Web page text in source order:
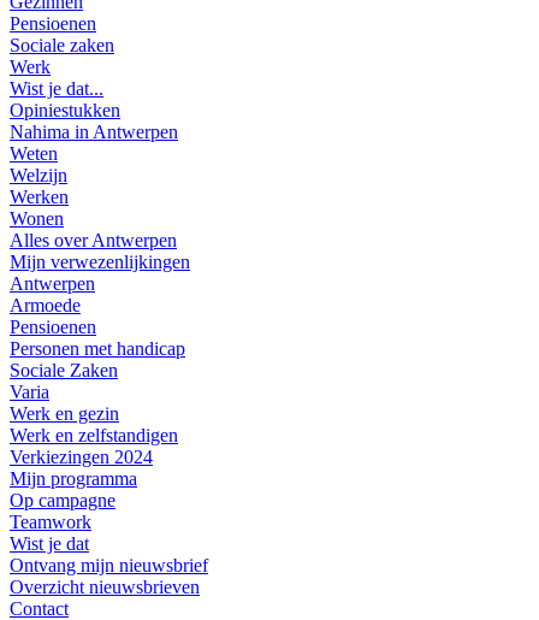
Pensioenen
Sociale zaken
Werk
Wist je dat...
Opiniestukken
Nahima in Antwerpen
Weten
Welzijn
Werken
Wonen
Alles over Antwerpen
Mijn verwezenlijkingen
Antwerpen
Armoede
Pensioenen
Personen met handicap
Sociale Zaken
Varia
Werk en gezin
Werk en zelfstandigen
Verkiezingen 2024
Mijn programma
Op campagne
Teamwork
Wist je dat
Ontvang mijn nieuwsbrief
Overzicht nieuwsbrieven
Contact